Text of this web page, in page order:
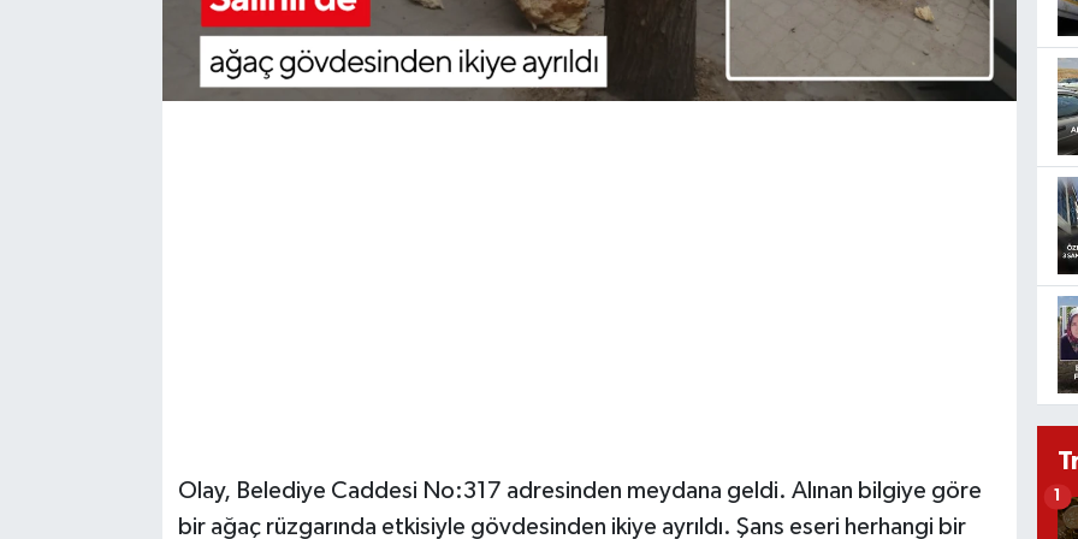
Olay, Belediye Caddesi No:317 adresinden meydana geldi. Alınan bilgiye göre
bir ağaç rüzgarında etkisiyle gövdesinden ikiye ayrıldı. Şans eseri herhangi bir
1
MANİSA'YI KEŞFET